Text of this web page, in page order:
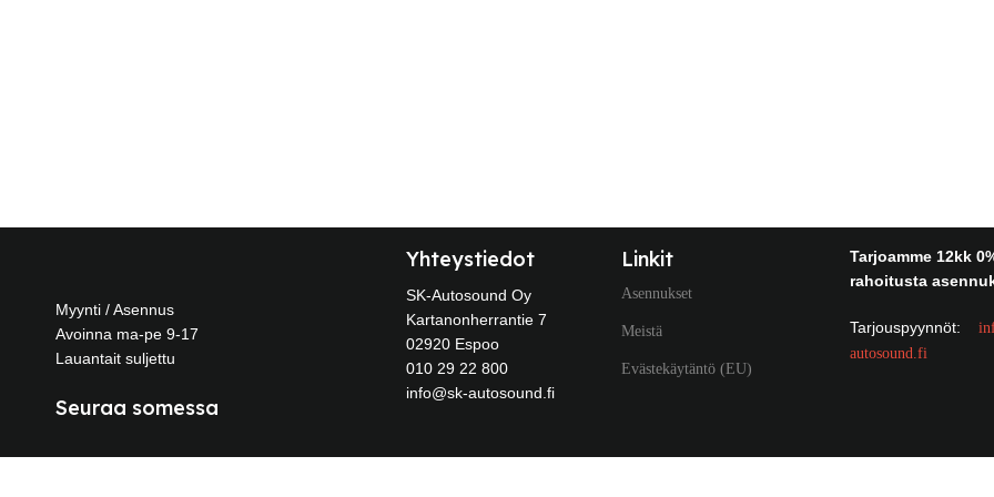
Myynti / Asennus
Avoinna ma-pe 9-17
Lauantait suljettu
Seuraa somessa
Yhteystiedot
SK-Autosound Oy
Kartanonherrantie 7
02920 Espoo
010 29 22 800
info@sk-autosound.fi
Linkit
Asennukset
Meistä
Evästekäytäntö (EU)
Tarjoamme 12kk
rahoitusta
Tarjouspyynnöt:
autosound.fi